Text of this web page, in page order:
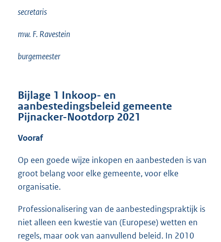
secretaris
mw. F. Ravestein
burgemeester
Bijlage 1 Inkoop- en
aanbestedingsbeleid gemeente
Pijnacker-Nootdorp 2021
Vooraf
Op een goede wijze inkopen en aanbesteden is van
groot belang voor elke gemeente, voor elke
organisatie.
Professionalisering van de aanbestedingspraktijk is
niet alleen een kwestie van (Europese) wetten en
regels, maar ook van aanvullend beleid. In 2010